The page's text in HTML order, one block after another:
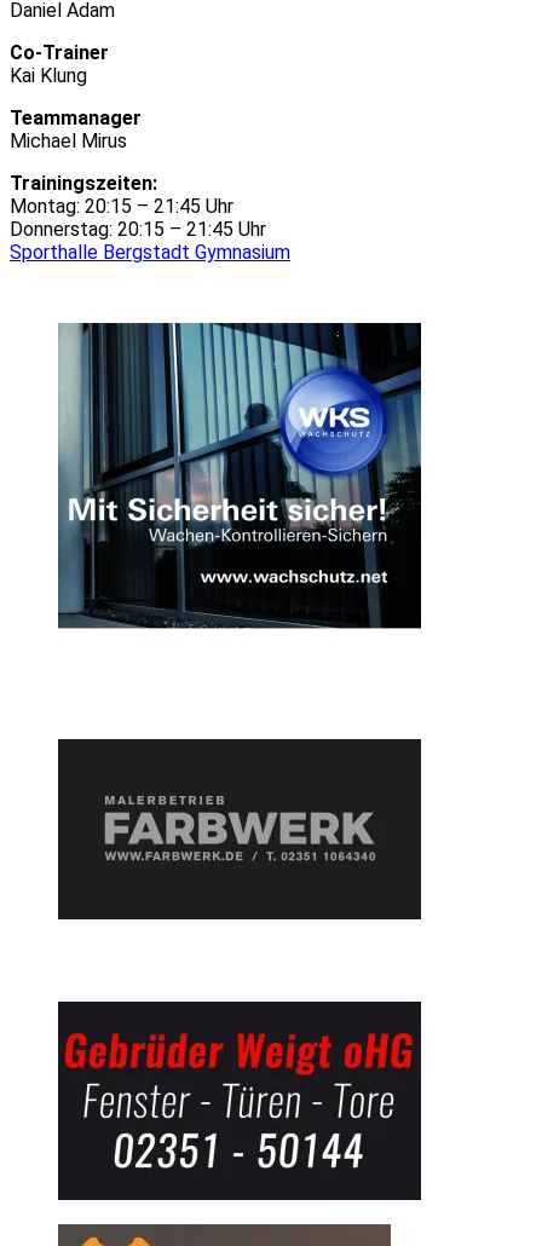
Daniel Adam
Co-Trainer
Kai Klung
Teammanager
Michael Mirus
Trainingszeiten:
Montag: 20:15 – 21:45 Uhr
Donnerstag: 20:15 – 21:45 Uhr
Sporthalle Bergstadt Gymnasium